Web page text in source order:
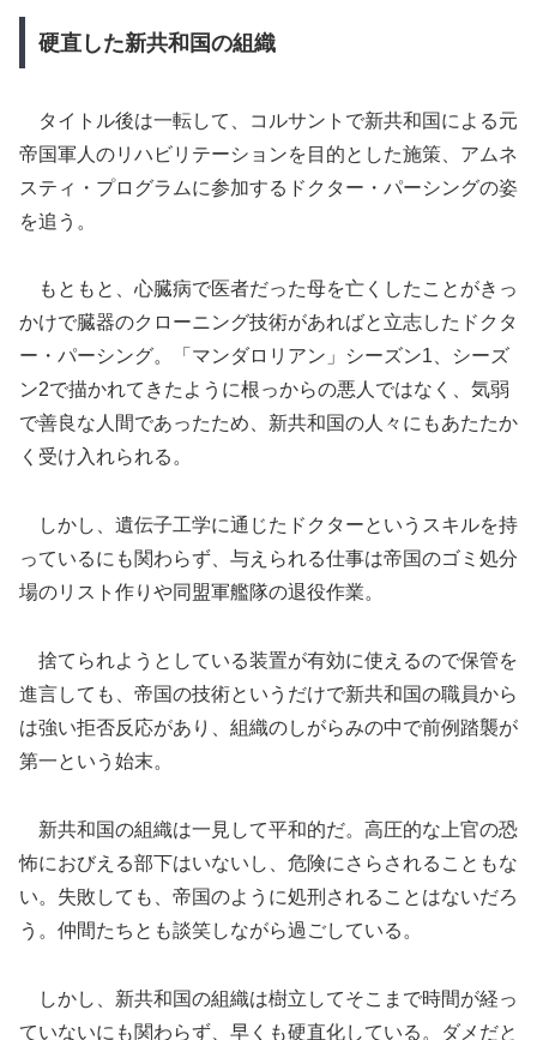
硬直した新共和国の組織
タイトル後は一転して、コルサントで新共和国による元
帝国軍人のリハビリテーションを目的とした施策、アムネ
スティ・プログラムに参加するドクター・パーシングの姿
を追う。
もともと、心臓病で医者だった母を亡くしたことがきっ
かけで臓器のクローニング技術があればと立志したドクタ
ー・パーシング。「マンダロリアン」シーズン1、シーズ
ン2で描かれてきたように根っからの悪人ではなく、気弱
で善良な人間であったため、新共和国の人々にもあたたか
く受け入れられる。
しかし、遺伝子工学に通じたドクターというスキルを持
っているにも関わらず、与えられる仕事は帝国のゴミ処分
場のリスト作りや同盟軍艦隊の退役作業。
捨てられようとしている装置が有効に使えるので保管を
進言しても、帝国の技術というだけで新共和国の職員から
は強い拒否反応があり、組織のしがらみの中で前例踏襲が
第一という始末。
新共和国の組織は一見して平和的だ。高圧的な上官の恐
怖におびえる部下はいないし、危険にさらされることもな
い。失敗しても、帝国のように処刑されることはないだろ
う。仲間たちとも談笑しながら過ごしている。
しかし、新共和国の組織は樹立してそこまで時間が経っ
ていないにも関わらず、早くも硬直化している。ダメだと